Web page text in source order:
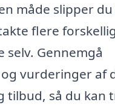
måde slipper
flere
Gennemgå
vurderinger af
tilbud, så du kan